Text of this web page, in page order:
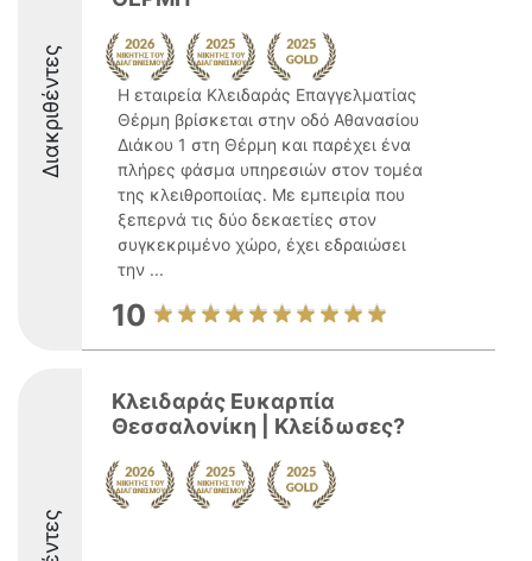
Διακριθέντες
Η εταιρεία Κλειδαράς Επαγγελματίας
Θέρμη βρίσκεται στην οδό Αθανασίου
Διάκου 1 στη Θέρμη και παρέχει ένα
πλήρες φάσμα υπηρεσιών στον τομέα
της κλειθροποιίας. Με εμπειρία που
ξεπερνά τις δύο δεκαετίες στον
συγκεκριμένο χώρο, έχει εδραιώσει
την ...
10
Κλειδαράς Ευκαρπία
Θεσσαλονίκη | Κλείδωσες?